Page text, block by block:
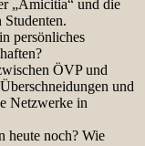
„Amicitia“ und die
persönliches
ÖVP und
und
Netzwerke in
heute noch? Wie